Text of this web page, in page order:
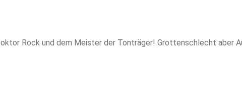
Rock und dem Meister der Tonträger! Grottenschlecht aber